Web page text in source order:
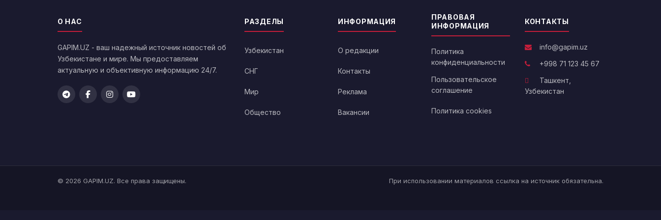
О НАС
GAPIM.UZ - ваш надежный источник новостей об
Узбекистане и мире. Мы предоставляем
актуальную и объективную информацию 24/7.
РАЗДЕЛЫ
Узбекистан
СНГ
Мир
Общество
ИНФОРМАЦИЯ
О редакции
Контакты
Реклама
Вакансии
ПРАВОВАЯ
ИНФОРМАЦИЯ
Политика
конфиденциальности
Пользовательское
соглашение
Политика cookies
КОНТАКТЫ
info@gapim.uz
+998 71 123 45 67
Ташкент,
Узбекистан
© 2026 GAPIM.UZ. Все права защищены. При использовании материалов ссылка на источник обязательна.